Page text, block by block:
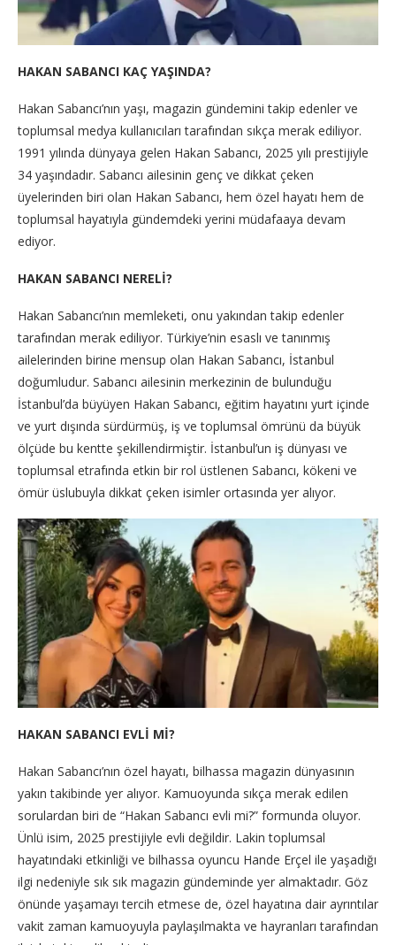
HAKAN SABANCI KAÇ YAŞINDA?
Hakan Sabancı’nın yaşı, magazin gündemini takip edenler ve
toplumsal medya kullanıcıları tarafından sıkça merak ediliyor.
1991 yılında dünyaya gelen Hakan Sabancı, 2025 yılı prestijiyle
34 yaşındadır. Sabancı ailesinin genç ve dikkat çeken
üyelerinden biri olan Hakan Sabancı, hem özel hayatı hem de
toplumsal hayatıyla gündemdeki yerini müdafaaya devam
ediyor.
HAKAN SABANCI NERELİ?
Hakan Sabancı’nın memleketi, onu yakından takip edenler
tarafından merak ediliyor. Türkiye’nin esaslı ve tanınmış
ailelerinden birine mensup olan Hakan Sabancı, İstanbul
doğumludur. Sabancı ailesinin merkezinin de bulunduğu
İstanbul’da büyüyen Hakan Sabancı, eğitim hayatını yurt içinde
ve yurt dışında sürdürmüş, iş ve toplumsal ömrünü da büyük
ölçüde bu kentte şekillendirmiştir. İstanbul’un iş dünyası ve
toplumsal etrafında etkin bir rol üstlenen Sabancı, kökeni ve
ömür üslubuyla dikkat çeken isimler ortasında yer alıyor.
HAKAN SABANCI EVLİ Mİ?
Hakan Sabancı’nın özel hayatı, bilhassa magazin dünyasının
yakın takibinde yer alıyor. Kamuoyunda sıkça merak edilen
sorulardan biri de “Hakan Sabancı evli mi?” formunda oluyor.
Ünlü isim, 2025 prestijiyle evli değildir. Lakin toplumsal
hayatındaki etkinliği ve bilhassa oyuncu Hande Erçel ile yaşadığı
ilgi nedeniyle sık sık magazin gündeminde yer almaktadır. Göz
önünde yaşamayı tercih etmese de, özel hayatına dair ayrıntılar
vakit zaman kamuoyuyla paylaşılmakta ve hayranları tarafından